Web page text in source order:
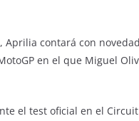
contará con
en el que Miguel
el test oficial en el